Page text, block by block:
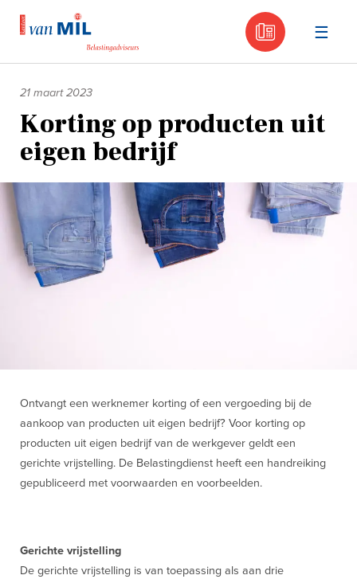
030 -
inhoud
21 maart 2023
Korting op producten uit
eigen bedrijf
Ontvangt een werknemer korting of een vergoeding bij de
aankoop van producten uit eigen bedrijf? Voor korting op
producten uit eigen bedrijf van de werkgever geldt een
gerichte vrijstelling. De Belastingdienst heeft een handreiking
gepubliceerd met voorwaarden en voorbeelden.
Gerichte vrijstelling
De gerichte vrijstelling is van toepassing als aan drie